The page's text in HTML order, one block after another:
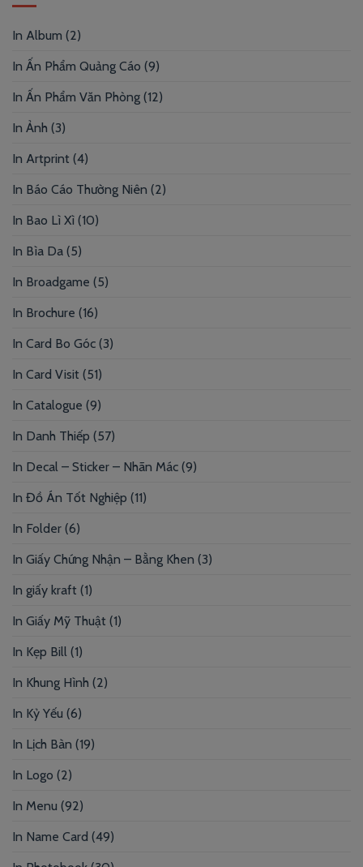
In Album (2)
In Ấn Phẩm Quảng Cáo (9)
In Ấn Phẩm Văn Phòng (12)
In Ảnh (3)
In Artprint (4)
In Báo Cáo Thường Niên (2)
In Bao Lì Xì (10)
In Bìa Da (5)
In Broadgame (5)
In Brochure (16)
In Card Bo Góc (3)
In Card Visit (51)
In Catalogue (9)
In Danh Thiếp (57)
In Decal – Sticker – Nhãn Mác (9)
In Đồ Án Tốt Nghiệp (11)
In Folder (6)
In Giấy Chứng Nhận – Bằng Khen (3)
In giấy kraft (1)
In Giấy Mỹ Thuật (1)
In Kẹp Bill (1)
In Khung Hình (2)
In Kỷ Yếu (6)
In Lịch Bàn (19)
In Logo (2)
In Menu (92)
In Name Card (49)